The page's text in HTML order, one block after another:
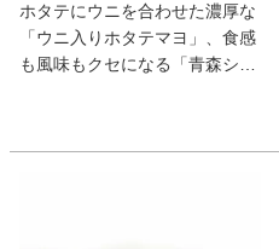
ホタテにウニを合わせた濃厚な
「ウニ入りホタテマヨ」、食感
も風味もクセになる「青森シャ